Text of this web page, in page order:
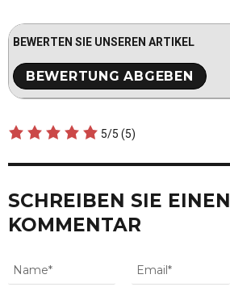
BEWERTEN SIE UNSEREN ARTIKEL
5/5 (5)
SCHREIBEN SIE EINEN
KOMMENTAR